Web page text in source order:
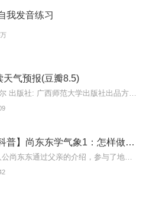
我发音练习
天气预报(豆瓣8.5)
【青少年趣味科普】尚东东学气象1：怎样做天气预报